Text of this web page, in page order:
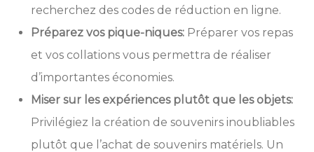
recherchez des codes de réduction en ligne.
Préparez vos pique-niques: Préparer vos repas
et vos collations vous permettra de réaliser
d’importantes économies.
Miser sur les expériences plutôt que les objets:
Privilégiez la création de souvenirs inoubliables
plutôt que l’achat de souvenirs matériels. Un